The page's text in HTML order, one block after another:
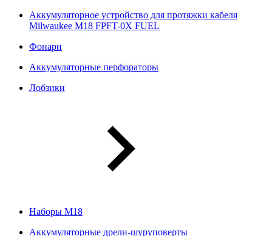
Аккумуляторное устройство для протяжки кабеля
Milwaukee M18 FPFT-0X FUEL
Фонари
Аккумуляторные перфораторы
Лобзики
Наборы М18
Аккумуляторные дрели-шуруповерты